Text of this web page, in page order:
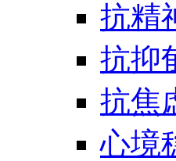
抗精
抗抑
抗焦
心境